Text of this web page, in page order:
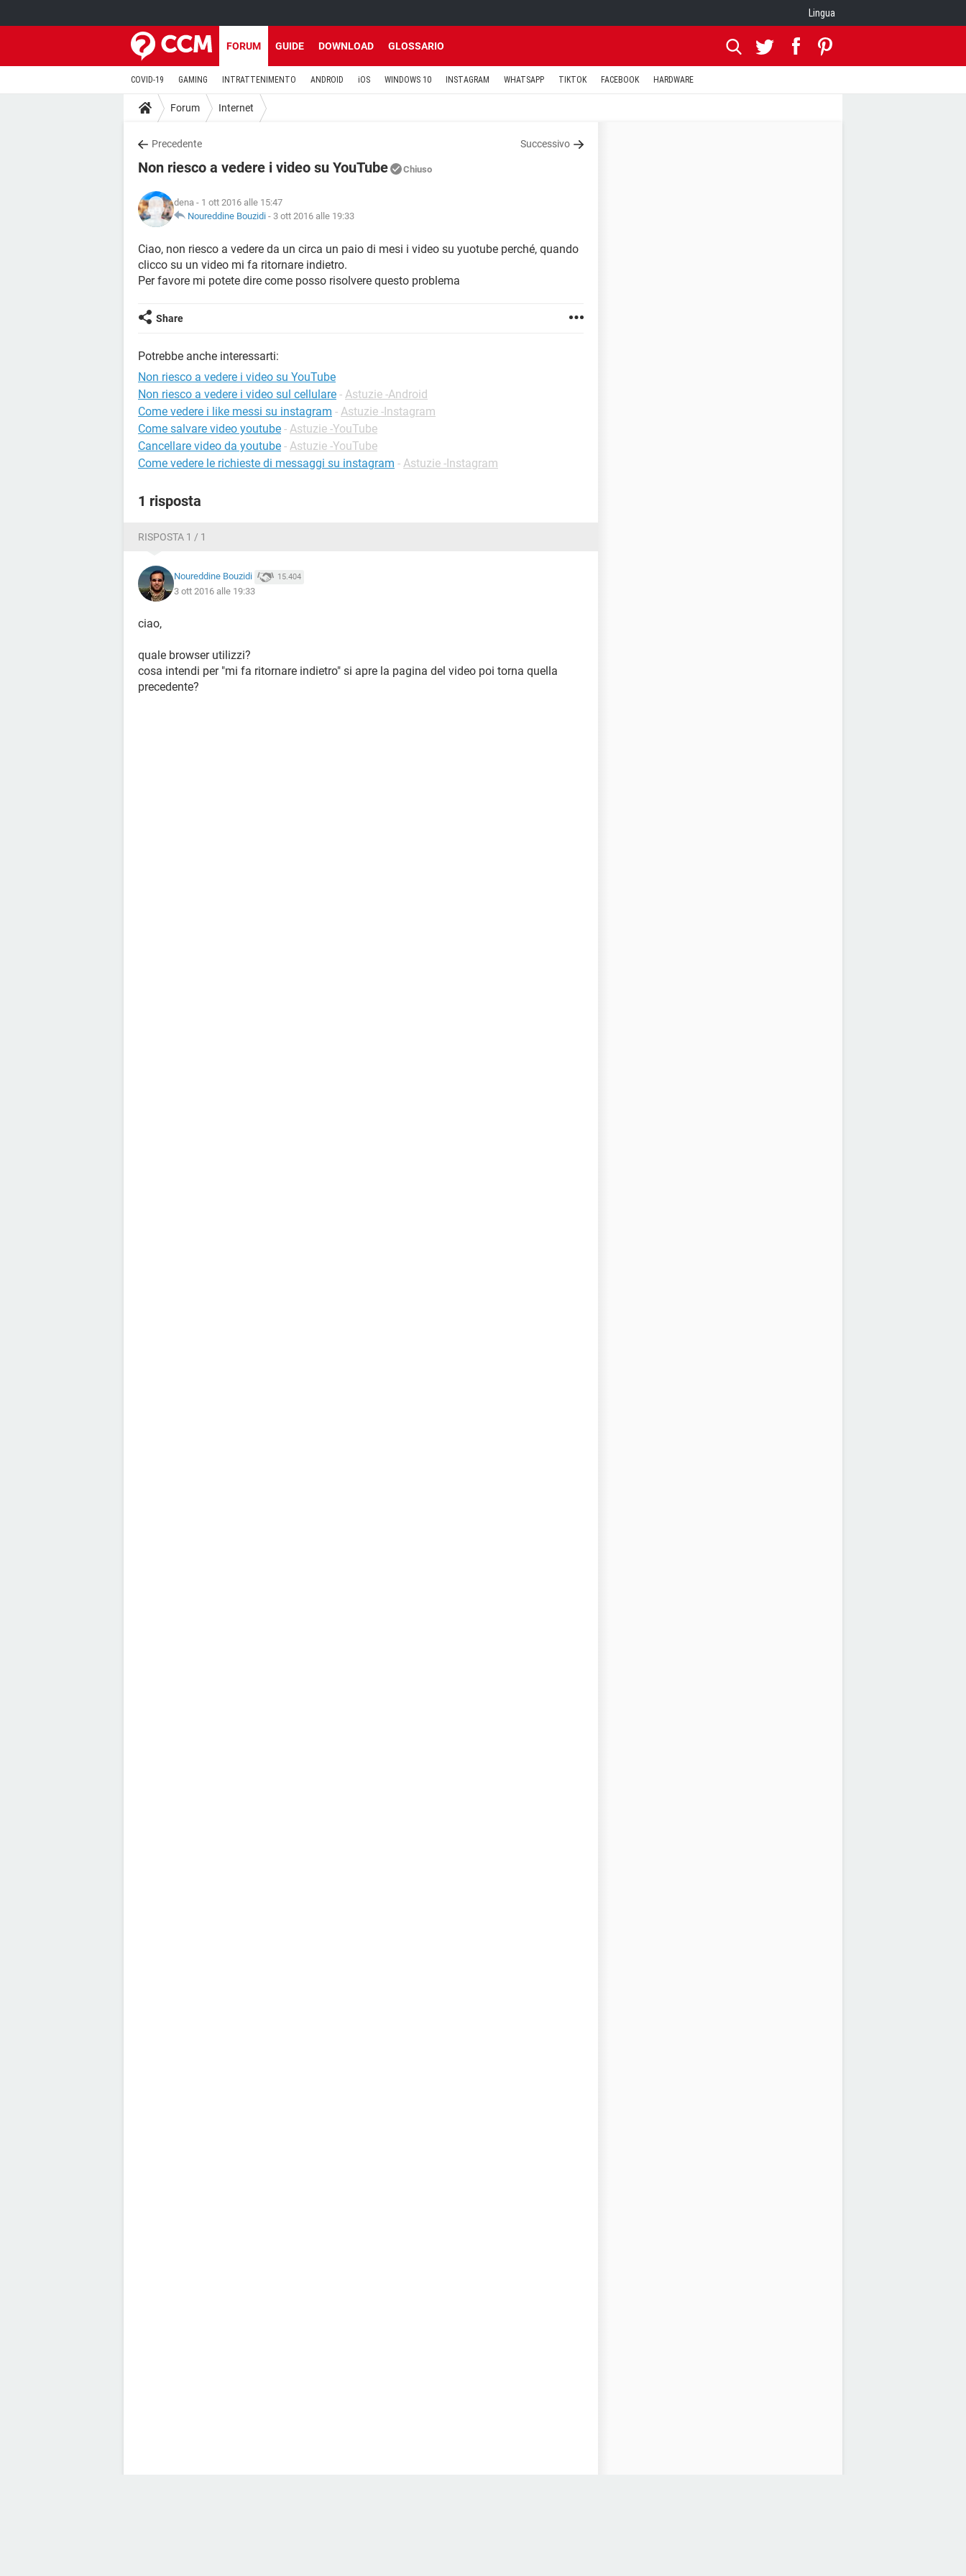
Lingua
FORUM GUIDE DOWNLOAD GLOSSARIO
COVID-19 GAMING INTRATTENIMENTO ANDROID iOS WINDOWS 10 INSTAGRAM WHATSAPP TIKTOK FACEBOOK HARDWARE
Forum Internet
Precedente Successivo
Non riesco a vedere i video su YouTube Chiuso
dena - 1 ott 2016 alle 15:47
Noureddine Bouzidi - 3 ott 2016 alle 19:33
Ciao, non riesco a vedere da un circa un paio di mesi i video su yuotube perché, quando
clicco su un video mi fa ritornare indietro.
Per favore mi potete dire come posso risolvere questo problema
Share
Potrebbe anche interessarti:
Non riesco a vedere i video su YouTube
Non riesco a vedere i video sul cellulare - Astuzie -Android
Come vedere i like messi su instagram - Astuzie -Instagram
Come salvare video youtube - Astuzie -YouTube
Cancellare video da youtube - Astuzie -YouTube
Come vedere le richieste di messaggi su instagram - Astuzie -Instagram
1 risposta
RISPOSTA 1 / 1
Noureddine Bouzidi 15.404
3 ott 2016 alle 19:33
ciao,
quale browser utilizzi?
cosa intendi per "mi fa ritornare indietro" si apre la pagina del video poi torna quella
precedente?